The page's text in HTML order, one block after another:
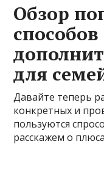
Обзор
способов
для
Давайте теперь
конкретных и
пользуются
расскажем о